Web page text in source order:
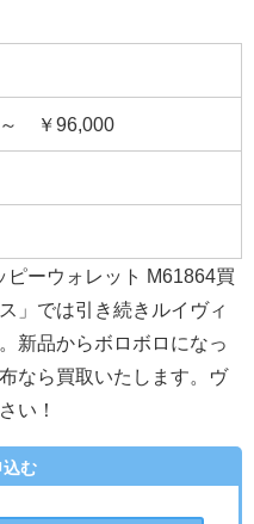
￥96,000
ピーウォレット M61864買
」では引き続きルイヴィ
新品からボロボロになっ
なら買取いたします。ヴ
い！
込む